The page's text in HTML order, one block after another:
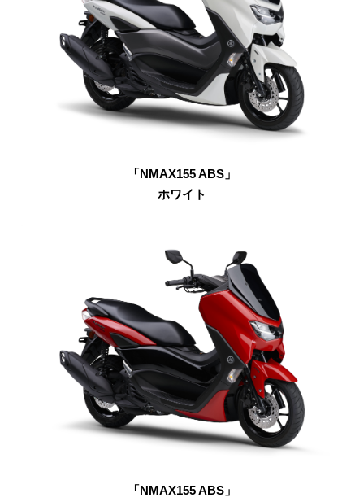
「NMAX155 ABS」
ホワイト
「NMAX155 ABS」